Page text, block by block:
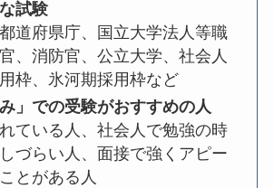
試験
道府県庁、国立大学法人等職
、消防官、公立大学、社会人
枠、氷河期採用枠など
み」での受験がおすすめの人
ている人、社会人で勉強の時
づらい人、面接で強くアピー
とがある人